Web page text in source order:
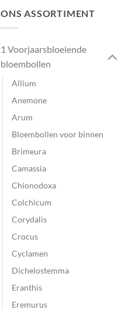
ONS ASSORTIMENT
1 Voorjaarsbloeiende
bloembollen
Allium
Anemone
Arum
Bloembollen voor binnen
Brimeura
Camassia
Chionodoxa
Colchicum
Corydalis
Crocus
Cyclamen
Dichelostemma
Eranthis
Eremurus